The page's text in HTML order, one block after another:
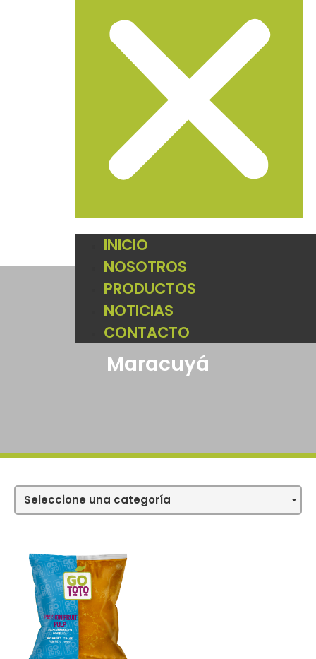
INICIO
NOSOTROS
PRODUCTOS
NOTICIAS
CONTACTO
Maracuyá
Seleccione una categoría